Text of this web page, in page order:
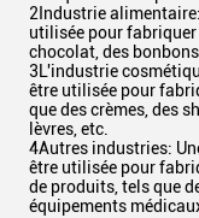
2Industrie
utilisée pour
chocolat, des
3L'industrie
être utilisée pour
que des crèmes, des
lèvres, etc.
4Autres industries:
être utilisée pour
de produits, tels que
équipements